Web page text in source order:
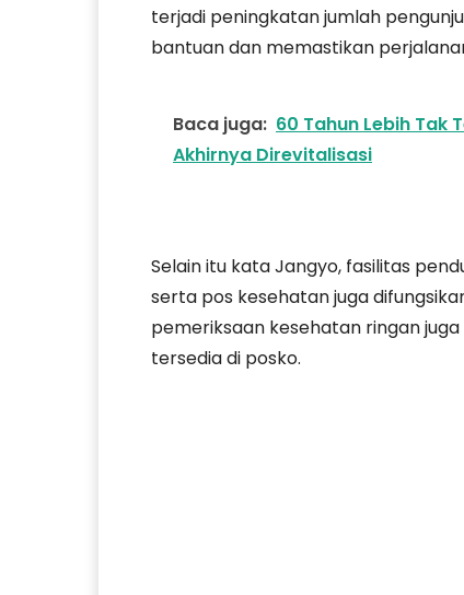
terjadi peningkatan jumlah
bantuan dan memastikan
Baca juga: 60 Tahun Lebih Tak
Akhirnya Direvitalisasi
Selain itu kata Jangyo, fasilitas
serta pos kesehatan juga
pemeriksaan kesehatan ringan
tersedia di posko.